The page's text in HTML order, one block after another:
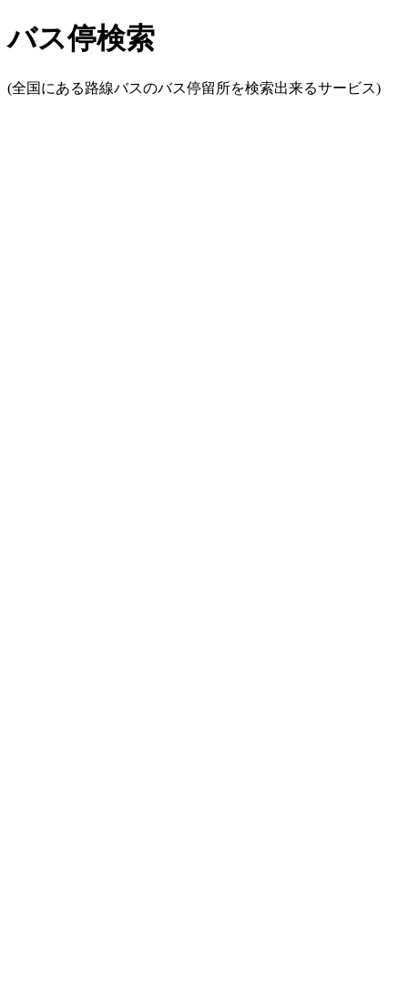
バス停検索
(全国にある路線バスのバス停留所を検索出来るサービス)